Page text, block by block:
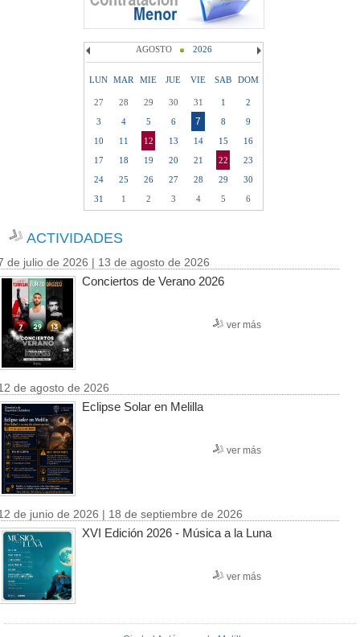
AGOSTO 2026
LUN MAR MIE JUE VIE SAB DOM
27 28 29 30 31 1
2
3
4 5 6 7 8
9
10
11 12 13 14 15
16
17
18 19 20 21 22
23
24
25 26 27 28 29
30
31
1 2 3 4 5 6
ACTIVIDADES
de julio de 2026 | 13 de agosto de 2026
Conciertos de Verano 2026
ver más
de agosto de 2026
Eclipse Solar en Melilla
ver más
de junio de 2026 | 18 de septiembre de 2026
XVI Edición 2026 - Música a la Luna
ver más